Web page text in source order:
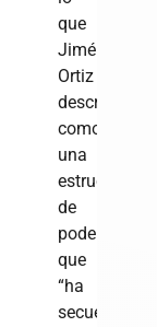
que
Jiménez
Ortiz
describe
como
una
estructura
de
poder
que
“ha
secuestrado